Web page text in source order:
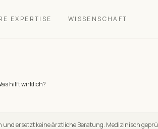
EXPERTISE WISSENSCHAFT
hilft wirklich?
ersetzt keine ärztliche Beratung. Medizinisch